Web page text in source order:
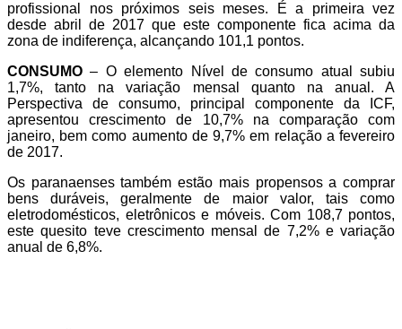
profissional nos próximos seis meses. É a primeira vez
desde abril de 2017 que este componente fica acima da
zona de indiferença, alcançando 101,1 pontos.
CONSUMO – O elemento Nível de consumo atual subiu
1,7%, tanto na variação mensal quanto na anual. A
Perspectiva de consumo, principal componente da ICF,
apresentou crescimento de 10,7% na comparação com
janeiro, bem como aumento de 9,7% em relação a fevereiro
de 2017.
Os paranaenses também estão mais propensos a comprar
bens duráveis, geralmente de maior valor, tais como
eletrodomésticos, eletrônicos e móveis. Com 108,7 pontos,
este quesito teve crescimento mensal de 7,2% e variação
anual de 6,8%.